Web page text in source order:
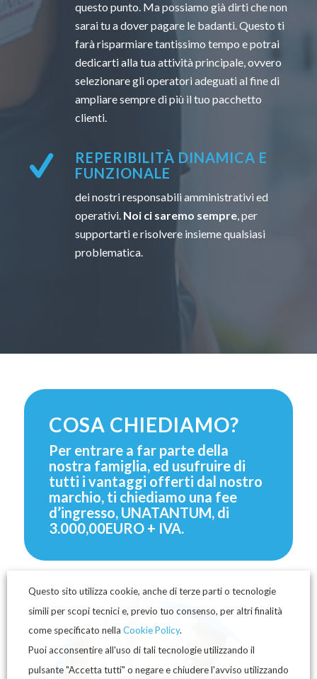
questo punto. Ma possiamo già dirti che non
sarai tu a dover pagare le badanti. Questo ti
farà risparmiare tantissimo tempo e potrai
dedicarti alla tua attività principale, ovvero
selezionare gli operatori adeguati al fine di
ampliare sempre di più il tuo pacchetto
clienti.
REPERIBILITÀ DINAMICA E
FUNZIONALE
dei nostri responsabili amministrativi ed
operativi. Noi ci saremo sempre, per
supportarti e risolvere insieme qualsiasi
problematica.
COSA CHIEDIAMO?
Per entrare a far parte della
nostra famiglia, ed usufruire di
tutti i vantaggi offerti dal nostro
marchio, ti chiediamo una fee
d’ingresso, UNATANTUM, di
3.000,00EURO + IVA.
Questo sito utilizza cookie, anche di terze parti o tecnologie
simili per scopi tecnici e, previo tuo consenso, per altri finalità
come specificato nella Cookie Policy.
Puoi acconsentire all'uso di tali tecnologie utilizzando il
pulsante "Accetta tutti" o negare e chiudere l'avviso utilizzando